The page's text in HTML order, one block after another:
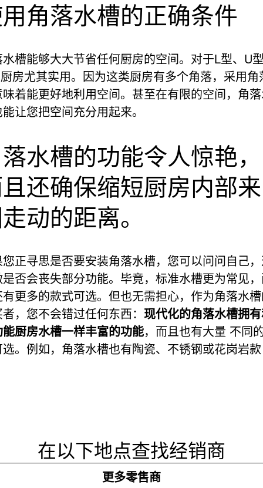
角落水槽的正确条件
槽能够大大节省任何厨房的空间。对于L型、U
房尤其实用。因为这类厨房有多个角落，采用角
着能更好地利用空间。甚至在有限的空间，角
让您把空间充分用起来。
水槽的功能令人惊艳，
还确保缩短厨房内部来
动的距离。
正寻思是否要安装角落水槽，您可以问问自己
否会丧失部分功能。毕竟，标准水槽更为常见
更多的款式可选。但也无需担心，作为角落水
，您不会错过任何东西： 现代化的角落水槽拥
厨房水槽一样丰富的功能，而且也有大量 不同
。例如，角落水槽也有陶瓷、不锈钢或花岗岩款
在以下地点查找经销商
更多零售商